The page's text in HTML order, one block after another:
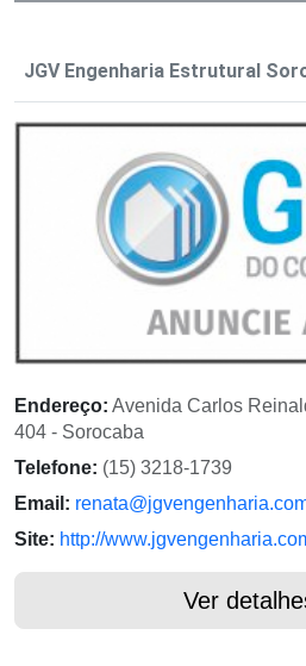
JGV Engenharia Estrutural
Endereço: Avenida Carlos
404 - Sorocaba
Telefone: (15) 3218-1739
Email:
Site: http://
Ver